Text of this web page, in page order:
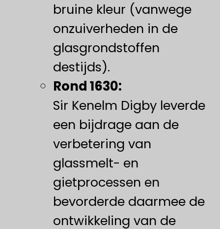
bruine kleur (vanwege
onzuiverheden in de
glasgrondstoffen
destijds).
Rond 1630:
Sir Kenelm Digby leverde
een bijdrage aan de
verbetering van
glassmelt- en
gietprocessen en
bevorderde daarmee de
ontwikkeling van de